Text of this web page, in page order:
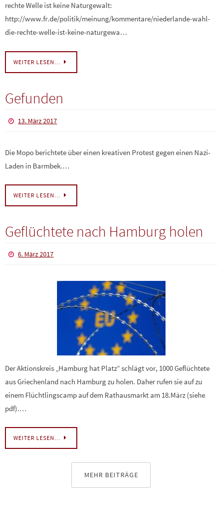
rechte Welle ist keine Naturgewalt:
http://www.fr.de/politik/meinung/kommentare/niederlande-wahl-
die-rechte-welle-ist-keine-naturgewa…
WEITER LESEN…
Gefunden
13. März 2017
Die Mopo berichtete über einen kreativen Protest gegen einen Nazi-
Laden in Barmbek.…
WEITER LESEN…
Geflüchtete nach Hamburg holen
6. März 2017
Der Aktionskreis „Hamburg hat Platz“ schlägt vor, 1000 Geflüchtete
aus Griechenland nach Hamburg zu holen. Daher rufen sie auf zu
einem Flüchtlingscamp auf dem Rathausmarkt am 18.März (siehe
pdf).…
WEITER LESEN…
MEHR BEITRÄGE